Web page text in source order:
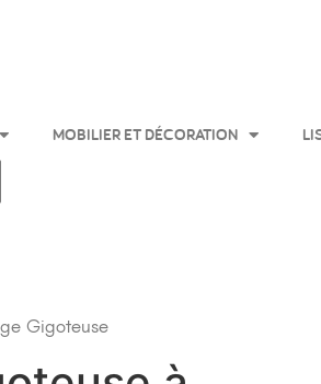
MOBILIER ET DÉCORATION
Gigoteuse